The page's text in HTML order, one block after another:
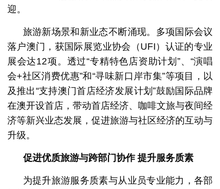
迎。
旅游新场景和新业态不断涌现。多项国际会议
落户澳门，获国际展览业协会（UFI）认证的专业
展会达12项。透过“专精特色店资助计划”、“演唱
会+社区消费优惠”和“寻味新口岸市集”等项目，以
及推出“支持澳门首店经济发展计划”鼓励国际品牌
在澳开设首店，带动首店经济、咖啡文旅与夜间经
济等新兴业态发展，促进旅游与社区经济的互动与
升级。
促进优质旅游与跨部门协作 提升服务质素
为提升旅游服务质素与从业员专业能力，各部